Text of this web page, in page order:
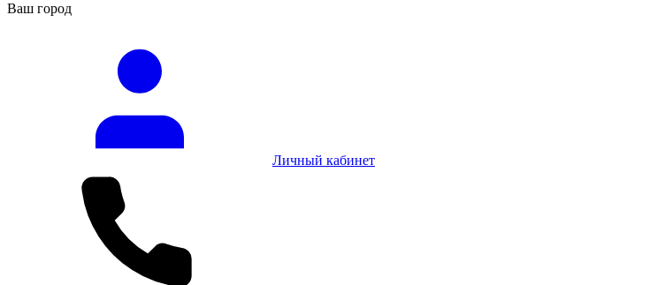
Ваш город
Личный кабинет